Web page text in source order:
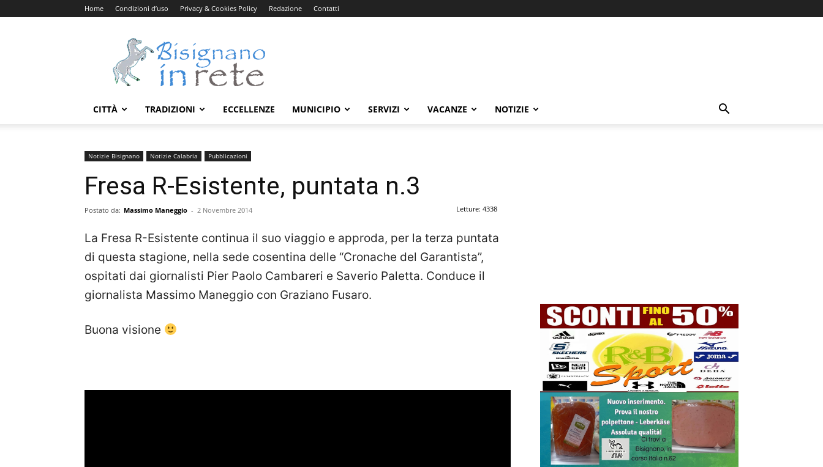
Home Condizioni d’uso Privacy & Cookies Policy Redazione Contatti
Bisignanoinrete.com
CITTÀ TRADIZIONI ECCELLENZE MUNICIPIO SERVIZI VACANZE NOTIZIE
Notizie Bisignano Notizie Calabria Pubblicazioni
Fresa R-Esistente, puntata n.3
Postato da: Massimo Maneggio - 2 Novembre 2014 Letture: 4338
La Fresa R-Esistente continua il suo viaggio e approda, per la terza puntata
di questa stagione, nella sede cosentina delle “Cronache del Garantista”,
ospitati dai giornalisti Pier Paolo Cambareri e Saverio Paletta. Conduce il
giornalista Massimo Maneggio con Graziano Fusaro.
Buona visione